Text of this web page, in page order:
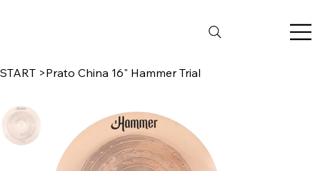
START >Prato China 16" Hammer Trial